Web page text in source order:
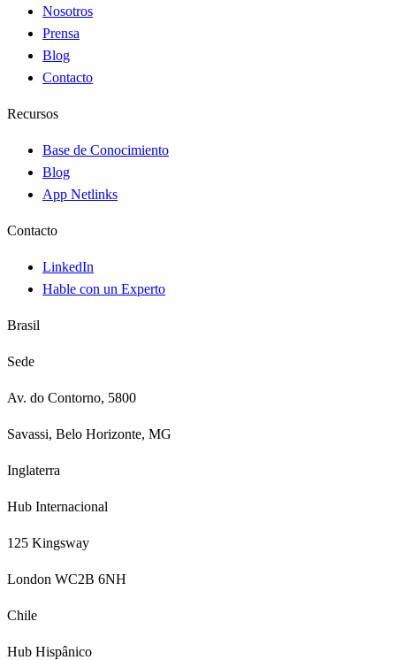
Nosotros
Prensa
Blog
Contacto
Recursos
Base de Conocimiento
Blog
App Netlinks
Contacto
LinkedIn
Hable con un Experto
Brasil
Sede
Av. do Contorno, 5800
Savassi, Belo Horizonte, MG
Inglaterra
Hub Internacional
125 Kingsway
London WC2B 6NH
Chile
Hub Hispânico